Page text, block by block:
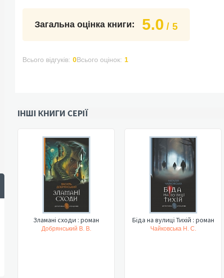
Загальна оцінка книги: 5.0 / 5
Всього відгуків: 0Всього оцінок: 1
ІНШІ КНИГИ СЕРІЇ
Зламані сходи : роман
Добрянський В. В.
Біда на вулиці Тихій : роман
Чайковська Н. С.